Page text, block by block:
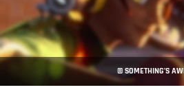
© SOMETHING’S